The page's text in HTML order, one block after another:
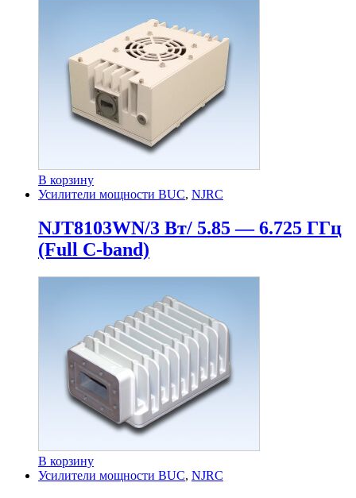
В корзину
Усилители мощности BUC, NJRC
NJT8103WN/3 Вт/ 5.85 — 6.725 ГГц
(Full C-band)
В корзину
Усилители мощности BUC, NJRC